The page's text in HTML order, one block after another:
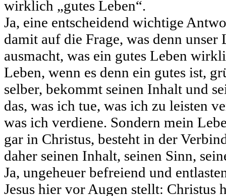
wirklich „gutes Leben“.
Ja, eine entscheidend wichtige
damit auf die Frage, was denn unser
ausmacht, was ein gutes Leben
Leben, wenn es denn ein gutes ist,
selber, bekommt seinen Inhalt und
das, was ich tue, was ich zu leisten
was ich verdiene. Sondern mein
gar in Christus, besteht in der
daher seinen Inhalt, seinen Sinn,
Ja, ungeheuer befreiend und
Jesus hier vor Augen stellt: Christus